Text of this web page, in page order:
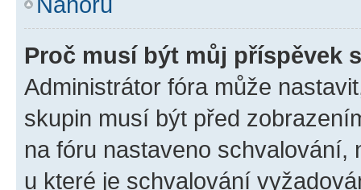
Proč musí být můj příspěvek
Administrátor fóra může
skupin musí být před
na fóru nastaveno schvalování,
u které je schvalování